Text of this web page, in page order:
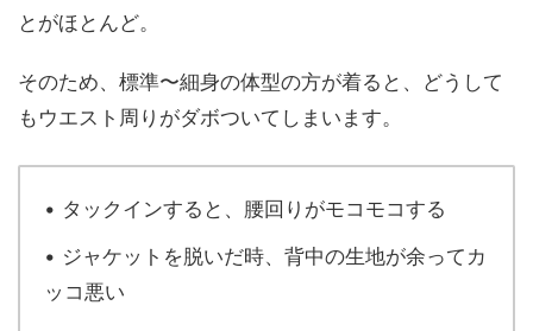
とがほとんど。
そのため、標準〜細身の体型の方が着ると、どうして
もウエスト周りがダボついてしまいます。
• タックインすると、腰回りがモコモコする
• ジャケットを脱いだ時、背中の生地が余ってカ
ッコ悪い